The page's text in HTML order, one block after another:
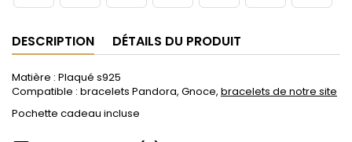
DESCRIPTION DÉTAILS DU PRODUIT
Matière : Plaqué s925
Compatible : bracelets Pandora, Gnoce, bracelets de notre site
Pochette cadeau incluse